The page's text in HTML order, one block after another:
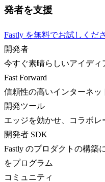
発者を支援
Fastly を無料でお試しくだ
開発者
今すぐ素晴らしいアイディ
Fast Forward
信頼性の高いインターネッ
開発ツール
エッジを効かせ、コラボ
開発者 SDK
Fastly のプロダクトの構築
をプログラム
コミュニティ